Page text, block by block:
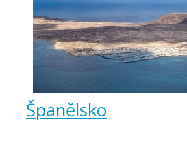
Španělsko